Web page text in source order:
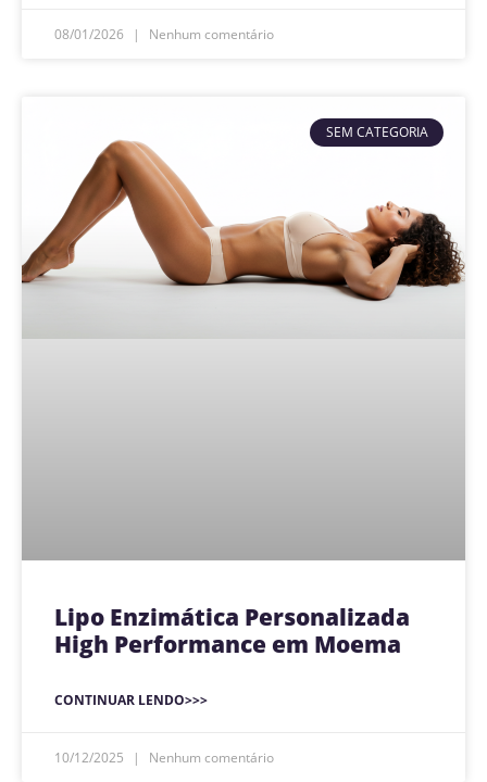
08/01/2026 Nenhum comentário
SEM CATEGORIA
Lipo Enzimática Personalizada
High Performance em Moema
CONTINUAR LENDO>>>
10/12/2025 Nenhum comentário